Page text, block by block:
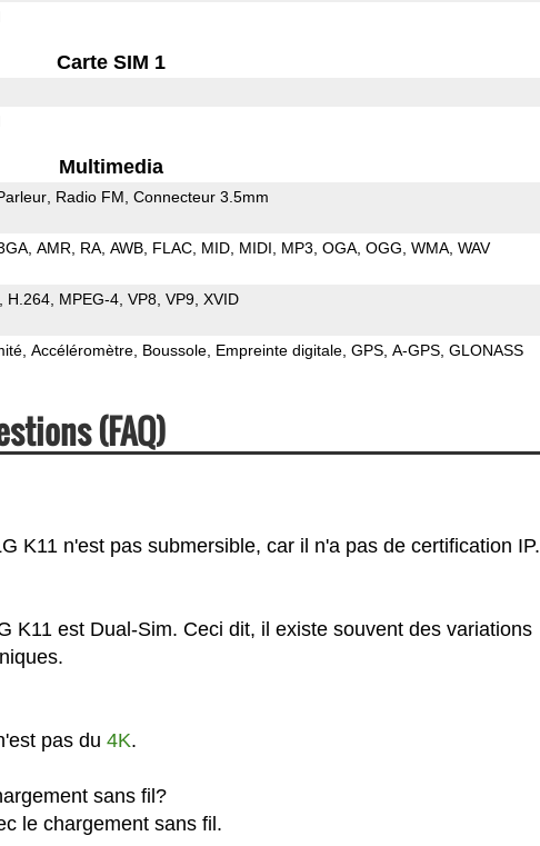
Carte SIM 1
Multimedia
Radio FM Connecteur 3.5mm
AMR RA AWB FLAC MID MIDI MP3 OGA OGG WMA WAV
H.264 MPEG-4 VP8 VP9 XVID
Accéléromètre Boussole Empreinte digitale GPS A-GPS GLONASS
(FAQ)
K11 n'est pas submersible, car il n'a pas de certification IP.
K11 est Dual-Sim. Ceci dit, il existe souvent des variations
pas du 4K.
sans fil?
le chargement sans fil.